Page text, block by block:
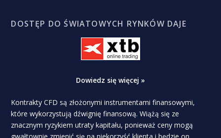
DOSTĘP DO ŚWIATOWYCH RYNKÓW DAJE
Dowiedz się więcej »
Kontrakty CFD są złożonymi instrumentami finansowymi,
które wykorzystują dźwignię finansową. Wiążą się ze
znacznym ryzykiem utraty kapitału, ponieważ ceny mogą